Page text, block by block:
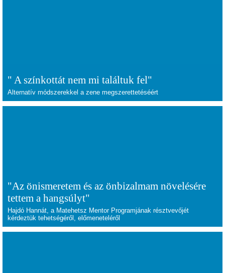
" A színkottát nem mi találtuk fel"
Alternatív módszerekkel a zene megszerettetéséért
"Az önismeretem és az önbizalmam növelésére
tettem a hangsúlyt"
Hajdó Hannát, a Matehetsz Mentor Programjának résztvevőjét
kérdeztük tehetségéről, előmeneteléről